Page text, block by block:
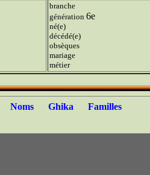
branche
génération 6e
né(e)
décédé(e)
obsèques
mariage
métier
Noms Ghika Familles